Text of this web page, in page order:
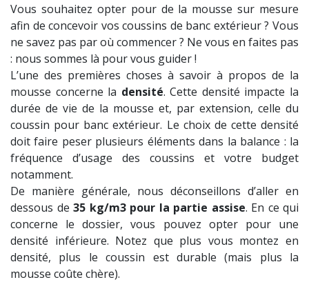
Vous souhaitez opter pour de la mousse sur mesure
afin de concevoir vos coussins de banc extérieur ? Vous
ne savez pas par où commencer ? Ne vous en faites pas
: nous sommes là pour vous guider !
L’une des premières choses à savoir à propos de la
mousse concerne la densité. Cette densité impacte la
durée de vie de la mousse et, par extension, celle du
coussin pour banc extérieur. Le choix de cette densité
doit faire peser plusieurs éléments dans la balance : la
fréquence d’usage des coussins et votre budget
notamment.
De manière générale, nous déconseillons d’aller en
dessous de 35 kg/m3 pour la partie assise. En ce qui
concerne le dossier, vous pouvez opter pour une
densité inférieure. Notez que plus vous montez en
densité, plus le coussin est durable (mais plus la
mousse coûte chère).